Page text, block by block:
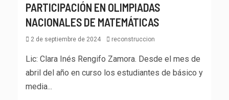
PARTICIPACIÓN EN OLIMPIADAS
NACIONALES DE MATEMÁTICAS
2 de septiembre de 2024 reconstruccion
Lic: Clara Inés Rengifo Zamora. Desde el mes de
abril del año en curso los estudiantes de básico y
media...